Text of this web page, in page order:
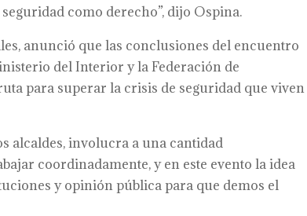
como derecho”, dijo Ospina.
anunció que las conclusiones del encuentro
del Interior y la Federación de
para superar la crisis de seguridad que viven
alcaldes, involucra a una cantidad
coordinadamente, y en este evento la idea
y opinión pública para que demos el